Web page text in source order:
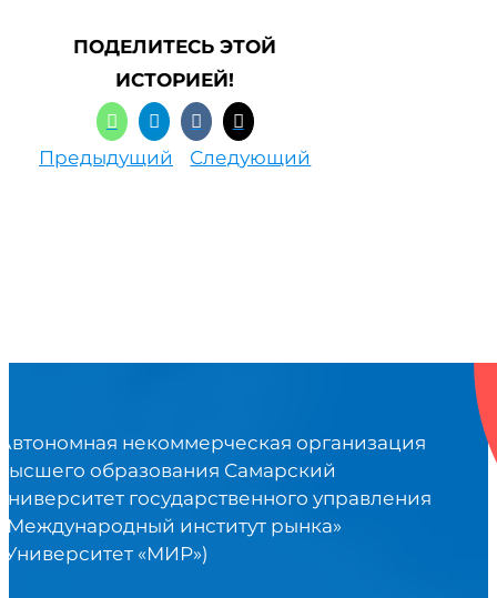
ПОДЕЛИТЕСЬ ЭТОЙ
ИСТОРИЕЙ!
Предыдущий Следующий
некоммерческая организация
образования Самарский
государственного управления
институт рынка»
«МИР»)